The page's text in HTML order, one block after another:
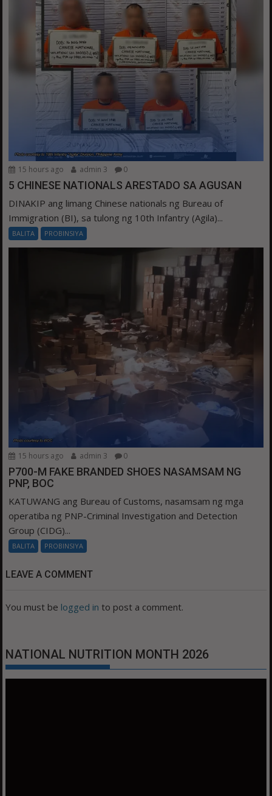
15 hours ago admin 3 0
5 CHINESE NATIONALS ARESTADO SA AGUSAN
DINAKIP ang limang Chinese nationals ng Bureau of
Immigration (BI), sa tulong ng 10th Infantry (Agila)...
BALITA PROBINSIYA
15 hours ago admin 3 0
P700-M FAKE BRANDED SHOES NASAMSAM NG
PNP, BOC
KATUWANG ang Bureau of Customs, nasamsam ng mga
operatiba ng PNP-Criminal Investigation and Detection
Group (CIDG)...
BALITA PROBINSIYA
LEAVE A COMMENT
You must be logged in to post a comment.
NATIONAL NUTRITION MONTH 2026